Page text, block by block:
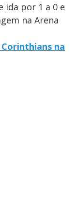
ida por 1 a 0 e
na Arena
na